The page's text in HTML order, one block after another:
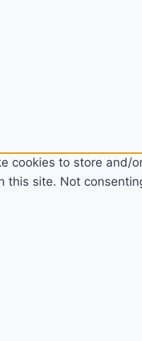
cookies to store
this site. Not